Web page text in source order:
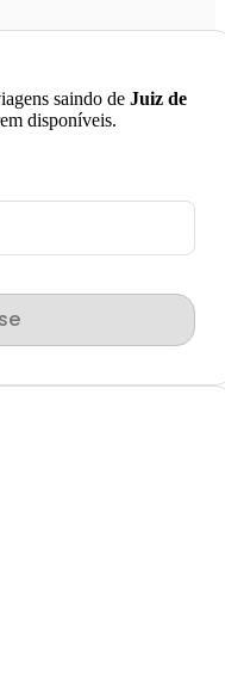
saindo de Juiz de
disponíveis.